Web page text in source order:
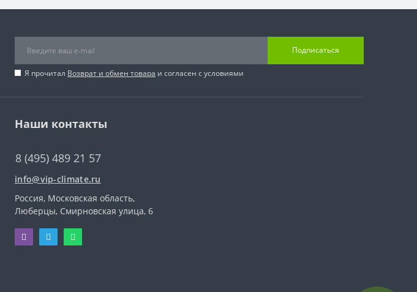
Подписаться
Я прочитал Возврат и обмен товара и согласен с условиями
Наши контакты
8 (495) 489 21 57
info@vip-climate.ru
Россия, Московская область,
Люберцы, Смирновская улица, 6